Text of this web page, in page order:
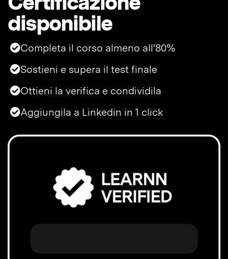
disponibile
Completa il corso almeno all'80%
Sostieni e supera il test finale
Ottieni la verifica e condividila
Aggiungila a Linkedin in 1 click